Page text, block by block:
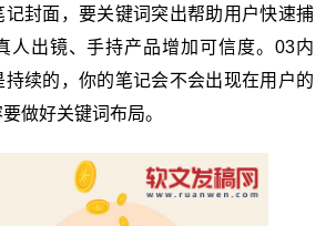
封面，要关键词突出帮助用户快速捕
人出镜、手持产品增加可信度。03内
持续的，你的笔记会不会出现在用户的
做好关键词布局。